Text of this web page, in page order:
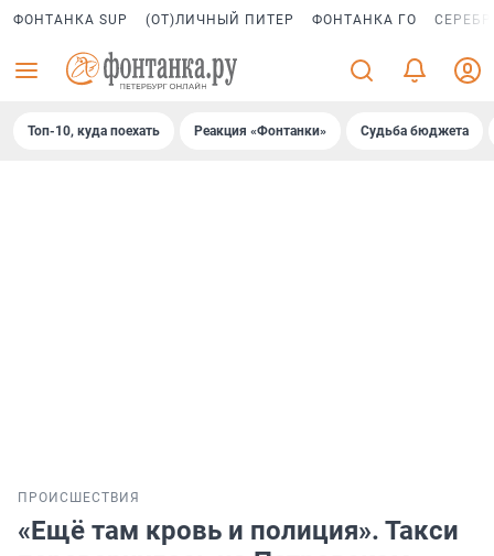
ФОНТАНКА SUP (ОТ)ЛИЧНЫЙ ПИТЕР ФОНТАНКА ГО
Топ-10, куда поехать Реакция «Фонтанки» Судьба бюджета
ПРОИСШЕСТВИЯ
«Ещё там кровь и полиция». Такси